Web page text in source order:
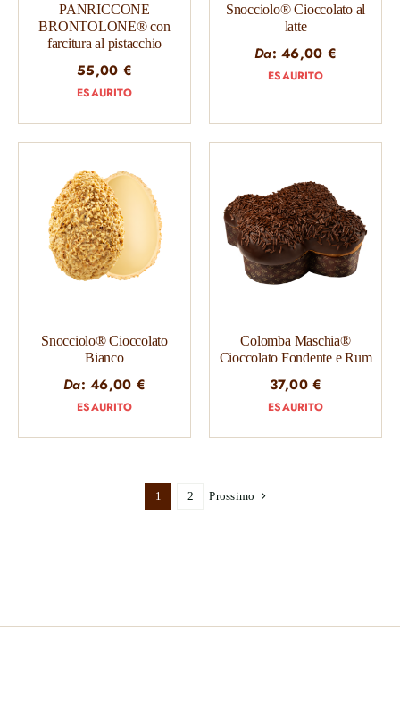
PANRICCONE
BRONTOLONE® con
farcitura al pistacchio
55,00 €
ESAURITO
Snocciolo® Cioccolato al
latte
Da:46,00 €
ESAURITO
Snocciolo® Cioccolato
Bianco
Da:46,00 €
ESAURITO
Colomba Maschia®
Cioccolato Fondente e Rum
37,00€
ESAURITO
1 2 Prossimo